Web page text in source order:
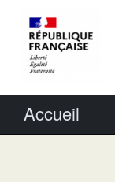
Accueil